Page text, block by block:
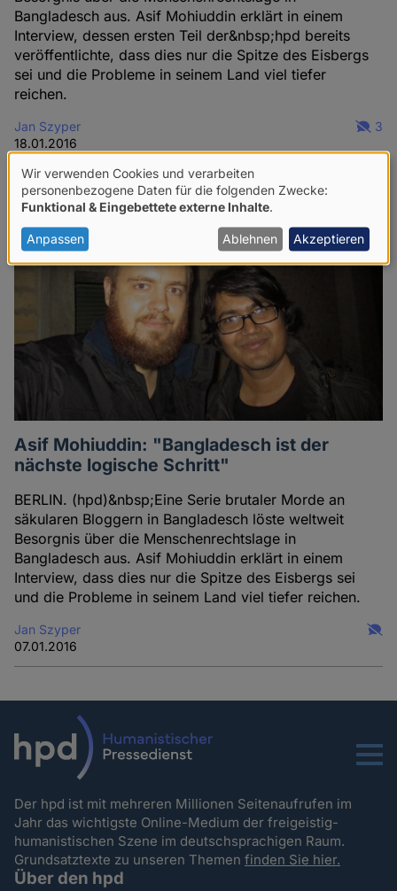
Bangladesch aus. Asif Mohiuddin erklärt in einem
Interview, dessen ersten Teil der&nbsp;hpd bereits
veröffentlichte, dass dies nur die Spitze des Eisbergs
sei und die Probleme in seinem Land viel tiefer
reichen.
Jan Szyper
18.01.2016
3
Asif Mohiuddin: "Bangladesch ist der
nächste logische Schritt"
BERLIN. (hpd)&nbsp;Eine Serie brutaler Morde an
säkularen Bloggern in Bangladesch löste weltweit
Besorgnis über die Menschenrechtslage in
Bangladesch aus. Asif Mohiuddin erklärt in einem
Interview, dass dies nur die Spitze des Eisbergs sei
und die Probleme in seinem Land viel tiefer reichen.
Jan Szyper
07.01.2016
Menu
Der hpd ist mit mehreren Millionen Seitenaufrufen im
Jahr das wichtigste Online-Medium der freigeistig-
humanistischen Szene im deutschsprachigen Raum.
Grundsatztexte zu unseren Themenfinden Sie hier.
Über den hpd
Verwendung
von
personenbezogenen
Daten
Wir verwenden Cookies und verarbeiten
personenbezogene Daten für die folgenden Zwecke:
Funktional & Eingebettete externe Inhalte
Anpassen Ablehnen Akzeptieren